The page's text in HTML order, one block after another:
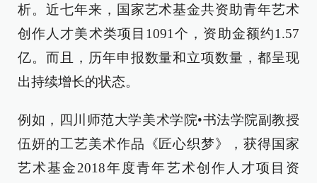
析。近七年来，国家艺术基金共资助青年艺术
创作人才美术类项目1091个，资助金额约1.57
亿。而且，历年申报数量和立项数量，都呈现
出持续增长的状态。
例如，四川师范大学美术学院•书法学院副教授
伍妍的工艺美术作品《匠心织梦》，获得国家
艺术基金2018年度青年艺术创作人才项目资